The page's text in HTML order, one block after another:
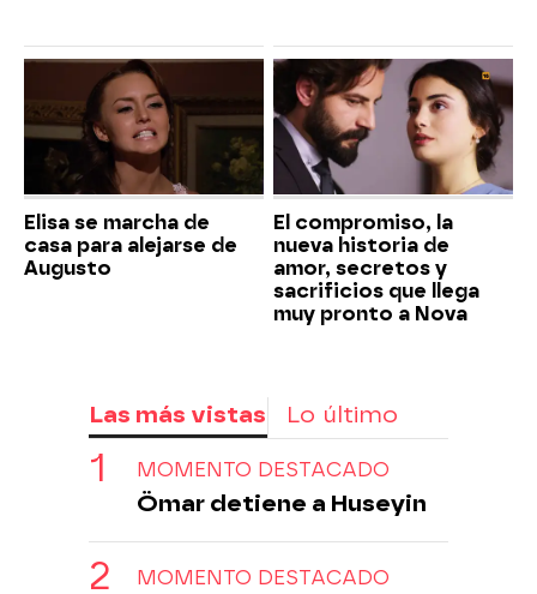
Elisa se marcha de
casa para alejarse de
Augusto
El compromiso, la
nueva historia de
amor, secretos y
sacrificios que llega
muy pronto a Nova
Las más vistas Lo último
MOMENTO DESTACADO
Ömar detiene a Huseyin
MOMENTO DESTACADO